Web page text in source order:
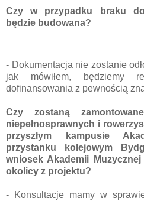
Czy w przypadku braku
będzie budowana?
- Dokumentacja nie zostanie
jak mówiłem, będziemy
dofinansowania z pewnością
Czy zostaną
niepełnosprawnych i
przyszłym kampusie
przystanku kolejowym
wniosek Akademii
okolicy z projektu?
- Konsultacje mamy w